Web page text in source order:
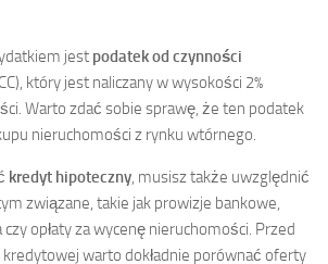
jest podatek od czynności
który jest naliczany w wysokości 2%
Warto zdać sobie sprawę, że ten podatek
nieruchomości z rynku wtórnego.
kredyt hipoteczny, musisz także uwzględnić
związane, takie jak prowizje bankowe,
opłaty za wycenę nieruchomości. Przed
warto dokładnie porównać oferty